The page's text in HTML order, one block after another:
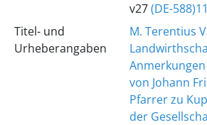
v27(DE-
Titel- und
Urheberangaben
M. Terentius
Anmerkungen
von Johann
Pfarrer zu
der